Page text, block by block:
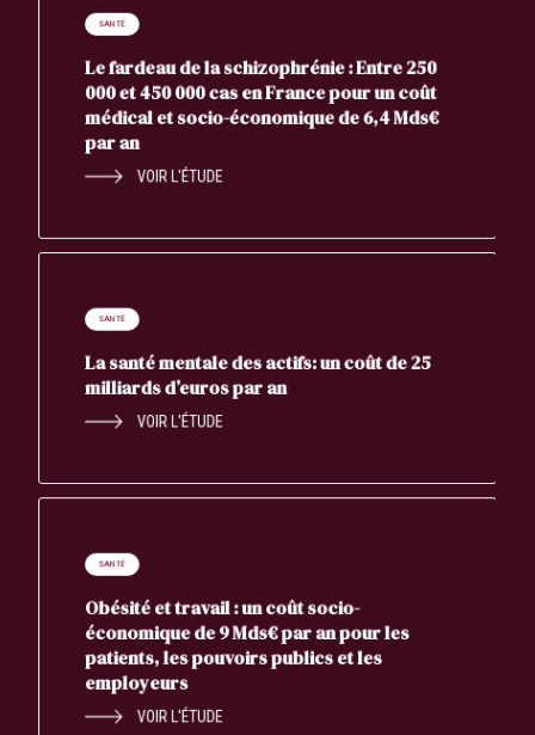
SANTÉ
Le fardeau de la schizophrénie : Entre 250
000 et 450 000 cas en France pour un coût
médical et socio-économique de 6,4 Mds€
par an
VOIR L'ÉTUDE
SANTÉ
La santé mentale des actifs: un coût de 25
milliards d’euros par an
VOIR L'ÉTUDE
SANTÉ
Obésité et travail : un coût socio-
économique de 9 Mds€ par an pour les
patients, les pouvoirs publics et les
employeurs
VOIR L'ÉTUDE